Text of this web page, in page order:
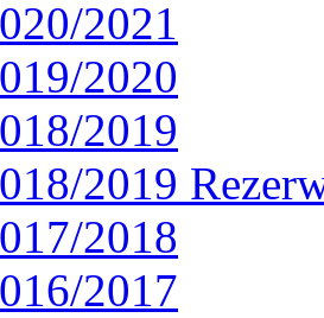
2021
2020
2019
2019
2018
2017